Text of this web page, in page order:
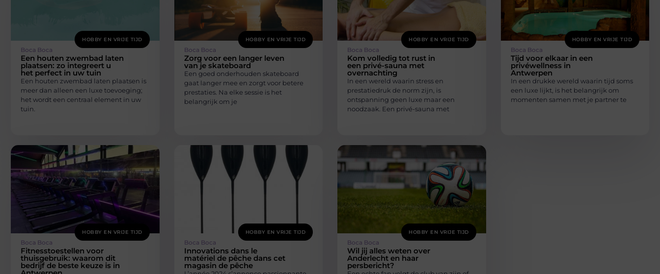
HOBBY EN VRIJE TIJD
Boca Boca
Een houten zwembad laten
plaatsen: zo integreert u
het perfect in uw tuin
Een houten zwembad laten plaatsen is
meer dan alleen een luxe toevoeging;
het wordt een centraal element in uw
tuin.
HOBBY EN VRIJE TIJD
Boca Boca
Zorg voor een langer leven
van je skateboard
Een goed onderhouden skateboard
gaat langer mee en zorgt voor betere
prestaties. Na elke sessie is het
belangrijk om je
HOBBY EN VRIJE TIJD
Boca Boca
Kom volledig tot rust in
een privé-sauna met
overnachting
In een wereld waarin stress en
prestatiedruk de norm zijn, is
ontspanning geen luxe maar een
noodzaak. Een privé-sauna met
HOBBY EN VRIJE TIJD
Boca Boca
Tijd voor elkaar in een
privéwellness in
Antwerpen
In een drukke wereld waarin tijd soms
een luxe lijkt, is het belangrijk om
momenten samen met je partner te
HOBBY EN VRIJE TIJD
Boca Boca
Fitnesstoestellen voor
thuisgebruik: waarom dit
bedrijf de beste keuze is in
HOBBY EN VRIJE TIJD
Boca Boca
Innovations dans le
matériel de pêche dans cet
magasin de pêche
HOBBY EN VRIJE TIJD
Boca Boca
Wil jij alles weten over
Anderlecht en haar
persbericht?